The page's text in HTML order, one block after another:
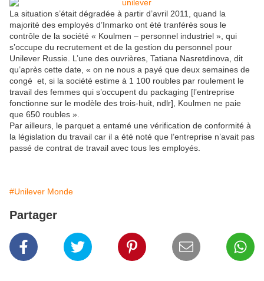
La situation s’était dégradée à partir d’avril 2011, quand la
majorité des employés d’Inmarko ont été tranférés sous le
contrôle de la société « Koulmen – personnel industriel », qui
s’occupe du recrutement et de la gestion du personnel pour
Unilever Russie. L’une des ouvrières, Tatiana Nasretdinova, dit
qu’après cette date, « on ne nous a payé que deux semaines de
congé et, si la société estime à 1 100 roubles par roulement le
travail des femmes qui s’occupent du packaging [l’entreprise
fonctionne sur le modèle des trois-huit, ndlr], Koulmen ne paie
que 650 roubles ».
Par ailleurs, le parquet a entamé une vérification de conformité à
la législation du travail car il a été noté que l’entreprise n’avait pas
passé de contrat de travail avec tous les employés.
#Unilever Monde
Partager